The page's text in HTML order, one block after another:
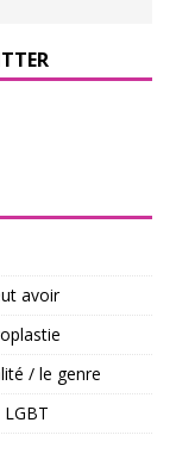
avoir
/ le genre